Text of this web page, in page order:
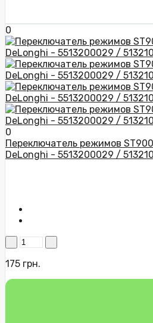
0
0
Переключатель режимов
DeLonghi - 5513200029 /
175 грн.